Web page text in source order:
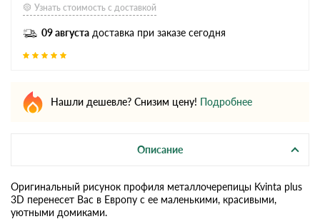
Узнать стоимость с доставкой
09 августа доставка при заказе сегодня
Нашли дешевле? Снизим цену! Подробнее
Описание
Оригинальный рисунок профиля металлочерепицы Kvinta plus
3D перенесет Вас в Европу с ее маленькими, красивыми,
уютными домиками.